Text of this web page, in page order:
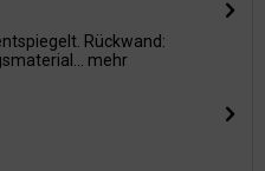
Rückwand:
mehr